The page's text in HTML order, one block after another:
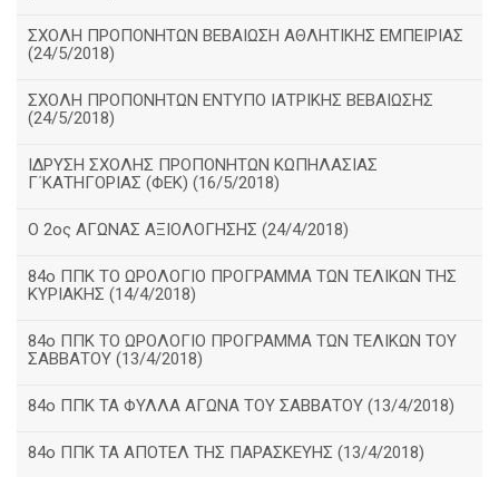
ΣΧΟΛΗ ΠΡΟΠΟΝΗΤΩΝ ΒΕΒΑΙΩΣΗ ΑΘΛΗΤΙΚΗΣ ΕΜΠΕΙΡΙΑΣ
(24/5/2018)
ΣΧΟΛΗ ΠΡΟΠΟΝΗΤΩΝ ΕΝΤΥΠΟ ΙΑΤΡΙΚΗΣ ΒΕΒΑΙΩΣΗΣ
(24/5/2018)
ΙΔΡΥΣΗ ΣΧΟΛΗΣ ΠΡΟΠΟΝΗΤΩΝ ΚΩΠΗΛΑΣΙΑΣ
Γ΄ΚΑΤΗΓΟΡΙΑΣ (ΦΕΚ) (16/5/2018)
O 2ος ΑΓΩΝΑΣ ΑΞΙΟΛΟΓΗΣΗΣ (24/4/2018)
84ο ΠΠΚ ΤΟ ΩΡΟΛΟΓΙΟ ΠΡΟΓΡΑΜΜΑ ΤΩΝ ΤΕΛΙΚΩΝ ΤΗΣ
ΚΥΡΙΑΚΗΣ (14/4/2018)
84ο ΠΠΚ ΤΟ ΩΡΟΛΟΓΙΟ ΠΡΟΓΡΑΜΜΑ ΤΩΝ ΤΕΛΙΚΩΝ ΤΟΥ
ΣΑΒΒΑΤΟΥ (13/4/2018)
84ο ΠΠΚ ΤΑ ΦΥΛΛΑ ΑΓΩΝΑ ΤΟΥ ΣΑΒΒΑΤΟΥ (13/4/2018)
84ο ΠΠΚ ΤΑ ΑΠΟΤΕΛ ΤΗΣ ΠΑΡΑΣΚΕΥΗΣ (13/4/2018)